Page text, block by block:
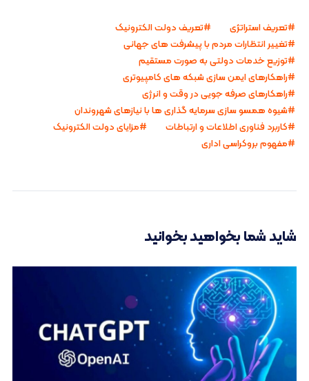
تعریف استراتژی
تعریف دولت الکترونیک
تغییر انتظارات مردم با پیشرفت های جهانی
توزیع خدمات دولتی به صورت مستقیم
راهکارهای ایمن سازی شبکه های کامپیوتری
راهکارهای صرفه جویی در وقت و انرژی
شیوه همسو سازی سرمایه گذاری ها با نیازهای شهروندان
کاربرد فناوری اطلاعات و ارتباطات
مزایای دولت الکترونیک
مفهوم بروکراسی اداری
شاید شما بخواهید بخوانید